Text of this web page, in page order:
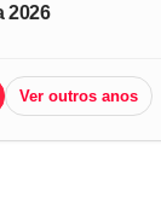
2026
Ver outros anos